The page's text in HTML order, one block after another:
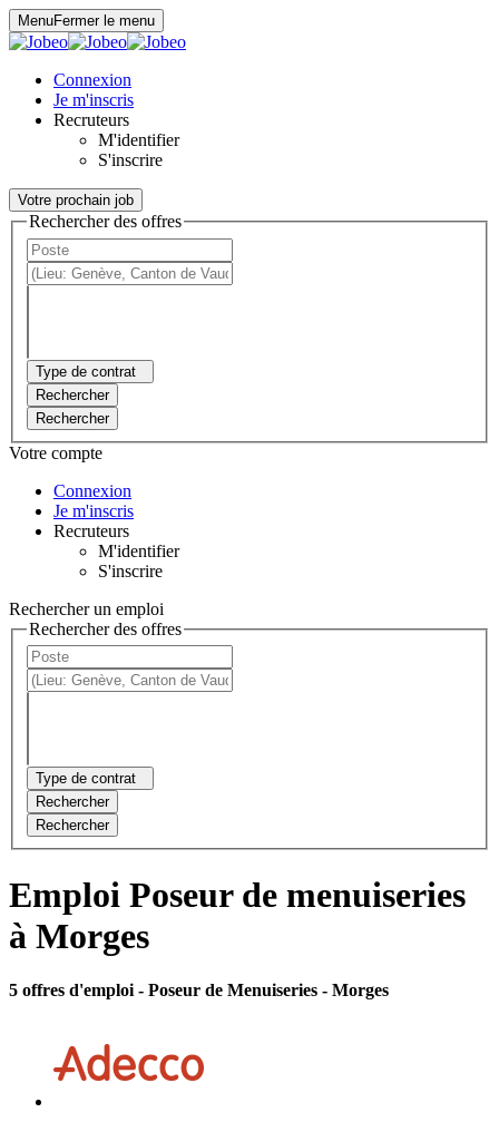
MenuFermer le menu
Connexion
Je m'inscris
Recruteurs
M'identifier
S'inscrire
Votre prochain job
Rechercher des offres
Type de contrat
Rechercher
Rechercher
Votre compte
Connexion
Je m'inscris
Recruteurs
M'identifier
S'inscrire
Rechercher un emploi
Rechercher des offres
Type de contrat
Rechercher
Rechercher
Emploi Poseur de menuiseries
à Morges
5 offres d'emploi - Poseur de Menuiseries - Morges
Panneau de gestion des cookies